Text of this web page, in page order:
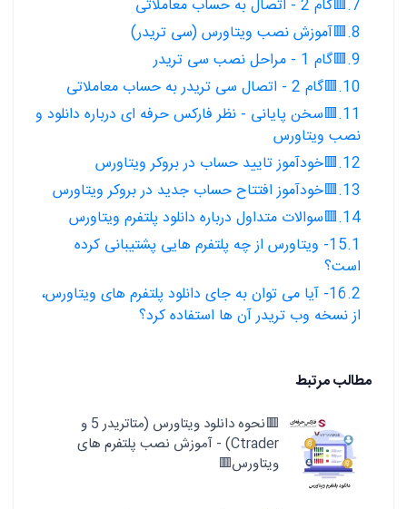
7.🟥گام 2 - اتصال به حساب معاملاتی
8.🟥آموزش نصب ویتاورس (سی تریدر)
9.🟥گام 1 - مراحل نصب سی تریدر
10.🟥گام 2 - اتصال سی تریدر به حساب معاملاتی
11.🟥سخن پایانی - نظر فارکس حرفه ای درباره دانلود و
نصب ویتاورس
12.🟥خودآموز تایید حساب در بروکر ویتاورس
13.🟥خودآموز افتتاح حساب جدید در بروکر ویتاورس
14.🟥سوالات متداول درباره دانلود پلتفرم ویتاورس
15.1- ویتاورس از چه پلتفرم هایی پشتیبانی کرده
است؟
16.2- آیا می توان به جای دانلود پلتفرم های ویتاورس،
از نسخه وب تریدر آن ها استفاده کرد؟
مطالب مرتبط
🟥نحوه دانلود ویتاورس (متاتریدر 5 و
Ctrader) - آموزش نصب پلتفرم های
ویتاورس🟥